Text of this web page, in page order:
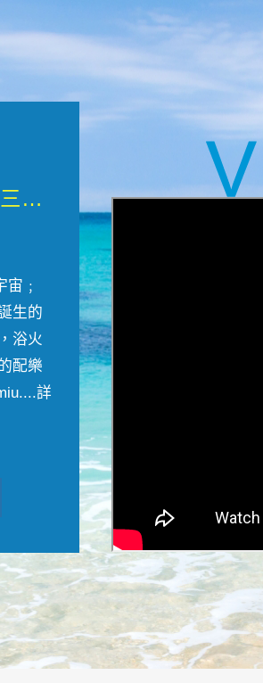
微觀墾丁三部曲 重生....
﹔
生的
浴火
配樂
詳